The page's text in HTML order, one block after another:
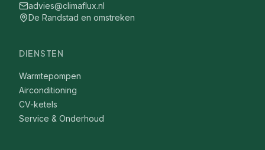
advies@climaflux.nl
De Randstad en omstreken
DIENSTEN
Warmtepompen
Airconditioning
CV-ketels
Service & Onderhoud